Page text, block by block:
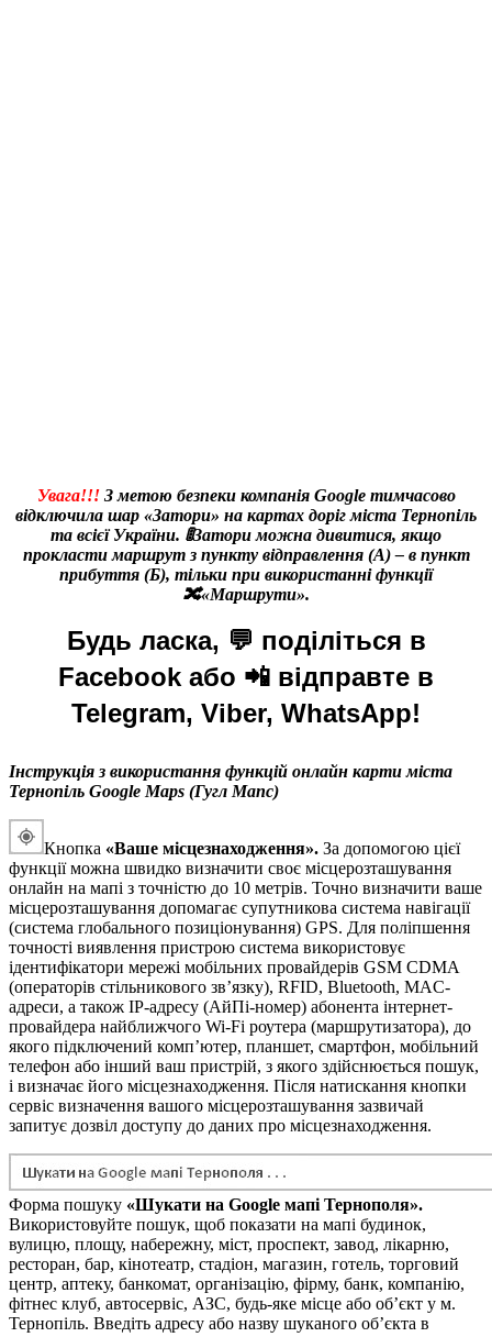
Увага!!!З метою безпеки компанія Google тимчасово
відключила шар «Затори» на картах доріг міста Тернопіль
та всієї України. 🚦Затори можна дивитися, якщо
прокласти маршрут з пункту відправлення (А) – в пункт
прибуття (Б), тільки при використанні функції
🔀«Маршрути».
Будь ласка, 💬 поділіться в
Facebook або 📲 відправте в
Telegram, Viber, WhatsApp!
Інструкція з використання функцій онлайн карти міста
Тернопіль Google Maps (Гугл Мапс)
Кнопка «Ваше місцезнаходження». За допомогою цієї
функції можна швидко визначити своє місцерозташування
онлайн на мапі з точністю до 10 метрів. Точно визначити ваше
місцерозташування допомагає супутникова система навігації
(система глобального позиціонування) GPS. Для поліпшення
точності виявлення пристрою система використовує
ідентифікатори мережі мобільних провайдерів GSM CDMA
(операторів стільникового зв’язку), RFID, Bluetooth, MAC-
адреси, а також IP-адресу (АйПі-номер) абонента інтернет-
провайдера найближчого Wi-Fi роутера (маршрутизатора), до
якого підключений комп’ютер, планшет, смартфон, мобільний
телефон або інший ваш пристрій, з якого здійснюється пошук,
і визначає його місцезнаходження. Після натискання кнопки
сервіс визначення вашого місцерозташування зазвичай
запитує дозвіл доступу до даних про місцезнаходження.
Форма пошуку «Шукати на Google мапі Тернополя».
Використовуйте пошук, щоб показати на мапі будинок,
вулицю, площу, набережну, міст, проспект, завод, лікарню,
ресторан, бар, кінотеатр, стадіон, магазин, готель, торговий
центр, аптеку, банкомат, організацію, фірму, банк, компанію,
фітнес клуб, автосервіс, АЗС, будь-яке місце або об’єкт у м.
Тернопіль. Введіть адресу або назву шуканого об’єкта в